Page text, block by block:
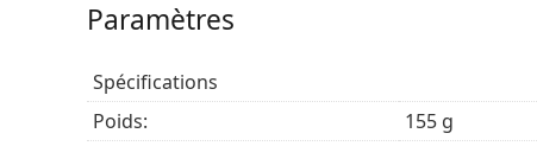
Paramètres
Spécifications
Poids:
155 g